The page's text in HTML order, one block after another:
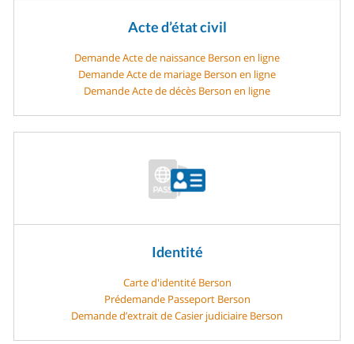
Acte d’état civil
Demande Acte de naissance Berson en ligne
Demande Acte de mariage Berson en ligne
Demande Acte de décès Berson en ligne
Identité
Carte d'identité Berson
Prédemande Passeport Berson
Demande d’extrait de Casier judiciaire Berson